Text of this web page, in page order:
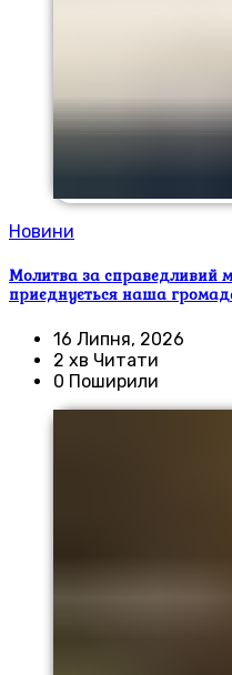
Новини
Молитва за справедливий
приєднується наша
16 Липня, 2026
2 хв Читати
0 Поширили